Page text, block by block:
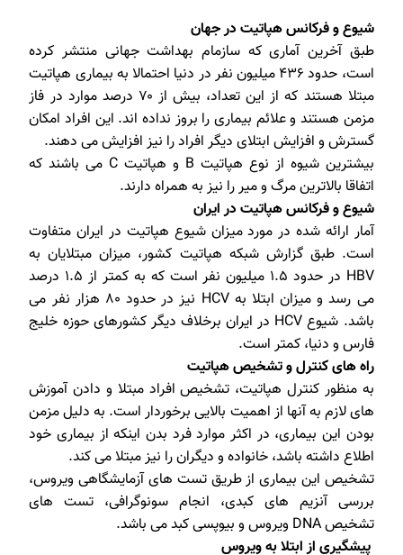
شیوع و فرکانس هپاتیت در جهان
طبق آخرین آماری که سازمام بهداشت جهانی منتشر کرده
است، حدود ۴۳۶ میلیون نفر در دنیا احتمالا به بیماری هپاتیت
مبتلا هستند که از این تعداد، بیش از ۷۰ درصد موارد در فاز
مزمن هستند و علائم بیماری را بروز نداده اند. این افراد امکان
گسترش و افزایش ابتلای دیگر افراد را نیز افزایش می دهند.
بیشترین شیوه از نوع هپاتیت B و هپاتیت C می باشند که
اتفاقا بالاترین مرگ و میر را نیز به همراه دارند.
شیوع و فرکانس هپاتیت در ایران
آمار ارائه شده در مورد میزان شیوع هپاتیت در ایران متفاوت
است. طبق گزارش شبکه هپاتیت کشور، میزان مبتلایان به
HBV در حدود ۱.۵ میلیون نفر است که به کمتر از ۱.۵ درصد
می رسد و میزان ابتلا به HCV نیز در حدود ۸۰ هزار نفر می
باشد. شیوع HCV در ایران برخلاف دیگر کشورهای حوزه خلیج
فارس و دنیا، کمتر است.
راه های کنترل و تشخیص هپاتیت
به منظور کنترل هپاتیت، تشخیص افراد مبتلا و دادن آموزش
های لازم به آنها از اهمیت بالایی برخوردار است. به دلیل مزمن
بودن این بیماری، در اکثر موارد فرد بدن اینکه از بیماری خود
اطلاع داشته باشد، خانواده و دیگران را نیز مبتلا می کند.
تشخیص این بیماری از طریق تست های آزمایشگاهی ویروس،
بررسی آنزیم های کبدی، انجام سونوگرافی، تست های
تشخیص DNA ویروس و بیوپسی کبد می باشد.
پیشگیری از ابتلا به ویروس